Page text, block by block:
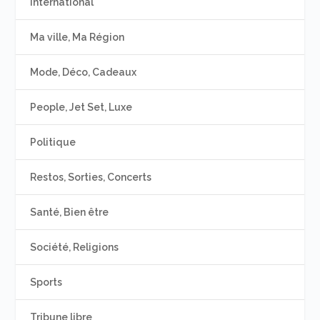
Ma ville, Ma Région
Mode, Déco, Cadeaux
People, Jet Set, Luxe
Politique
Restos, Sorties, Concerts
Santé, Bien être
Société, Religions
Sports
Tribune libre